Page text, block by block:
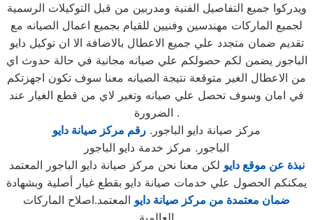
ويدركوا جميع التفاصيل الفنية ومدربين من قبل التوكيلات الرسمية
لجميع الماركات مهندسين وفنيين للقيام بجميع اعمال الصيانه مع
تقديم ضمان متجدد علي جميع الاعطال بالاضافة الا ان توكيل دايو
الباجور يضمن لكم حصولكم علي صيانه مجانية في حالة حدوث اي
من الاعطال الغير متوقعة نتيجة الصيانه معنا سوف تكون اجهزتكم
في امان وسوف تحصل علي صيانه وتغير لاي من قطع الغيار عند
الضرورة .
مركز صيانة دايو الباجور. رقم مركز صيانة دايو
الباجور. مركز خدمة دايو الباجور
نبذة عن موقع دايو لكن معنا نحن مركز صيانة دايو الباجور المعتمد
يمكنكم الحصول علي خدمات صيانة دايو بقطع غيار أصلية وبشهادة
ضمان معتمدة من مركز صيانة دايو المعتمد.اصلاح الماركات
العالمية